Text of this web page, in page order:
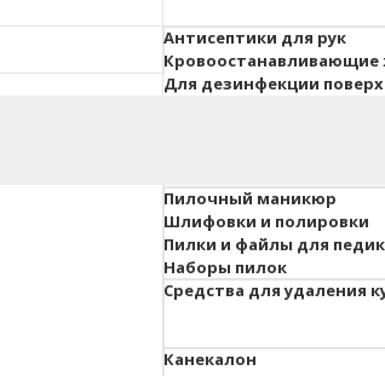
Антисептики для рук
Кровоостанавливающие
Для дезинфекции
Пилочный маникюр
Шлифовки и полировки
Пилки и файлы для
Наборы пилок
Средства для удаления
Канекалон